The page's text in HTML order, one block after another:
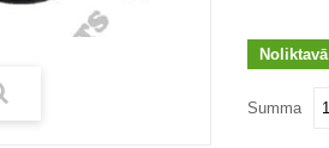
Noliktavā
Summa